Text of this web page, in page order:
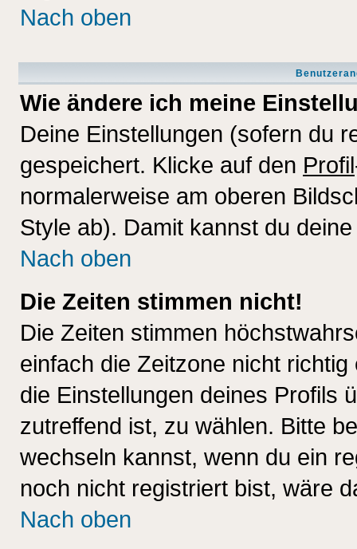
Nach oben
Wie ändere ich meine
Deine Einstellungen (sofern du
gespeichert. Klicke auf den Profil
normalerweise am oberen
Style ab). Damit kannst du
Nach oben
Die Zeiten stimmen nicht!
Die Zeiten stimmen
einfach die Zeitzone nicht
die Einstellungen deines Profils
zutreffend ist, zu wählen. Bitte
wechseln kannst, wenn du ein
noch nicht registriert bist, wäre
Nach oben